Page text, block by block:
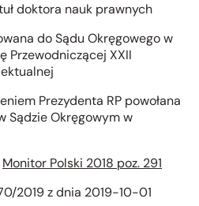
doktora nauk prawnych
do Sądu Okręgowego w
Przewodniczącej XXII
Prezydenta RP powołana
Sądzie Okręgowym w
Monitor Polski 2018 poz. 291
2019 z dnia 2019-10-01